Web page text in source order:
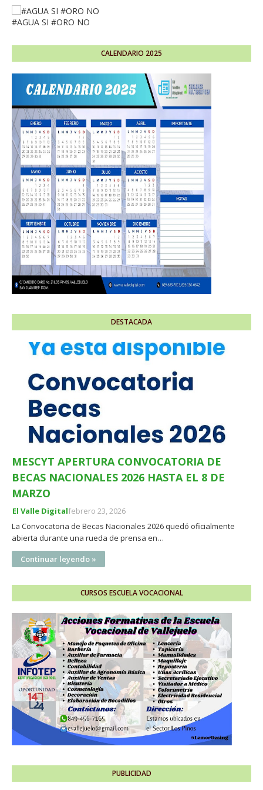
#AGUA SI #ORO NO
CALENDARIO 2025
DESTACADA
MESCYT APERTURA CONVOCATORIA DE
BECAS NACIONALES 2026 HASTA EL 8 DE
MARZO
El Valle Digitalfebrero 23, 2026
La Convocatoria de Becas Nacionales 2026 quedó oficialmente
abierta durante una rueda de prensa en…
Continuar leyendo »
CURSOS ESCUELA VOCACIONAL
PUBLICIDAD